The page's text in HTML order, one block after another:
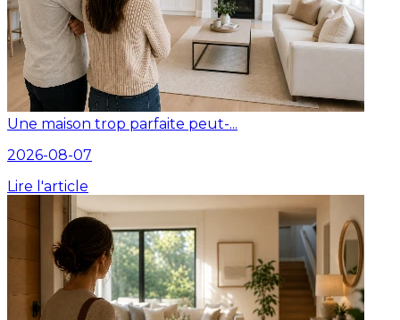
Une maison trop parfaite peut-...
2026-08-07
Lire l'article